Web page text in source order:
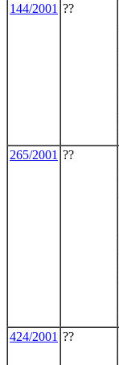
144/2001 ??
265/2001 ??
424/2001 ??